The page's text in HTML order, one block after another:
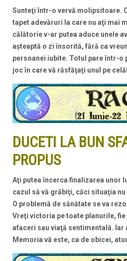
Sunteţi într-o vervă molipsitoare.
tapet adevăruri la care nu aţi mai
călătorie v-ar putea aduce unele
aşteaptă o zi însorită, fără ca
persoanei iubite. Totul pare într-o
joc în care vă răsfăţaţi unul pe
DUCETI LA BUN
PROPUS
Aţi putea încerca finalizarea unor
cazul să vă grăbiţi, căci situaţia
O problemă de sănătate se va
Vreţi victoria pe toate planurile, fie
afaceri sau viaţă sentimentală. Iar
Memoria vă este, ca de obicei,